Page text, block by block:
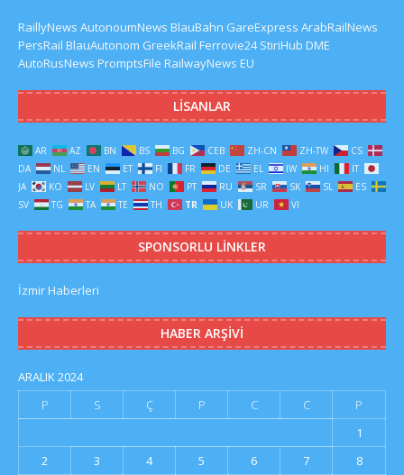
RaillyNews AutonoumNews BlauBahn GareExpress ArabRailNews
PersRail BlauAutonom GreekRail Ferrovie24 StiriHub DME
AutoRusNews PromptsFile RailwayNews EU
LISANLAR
AR AZ BN BS BG CEB ZH-CN ZH-TW
CS
DA
NL EN ET FI FR DE EL IW HI
IT
JA
KO LV LT NO PT RU SR SK SL
ES
SV
TG TA TE TH TR UK UR VI
SPONSORLU LINKLER
İzmir Haberleri
HABER ARŞIVI
ARALIK 2024
P
S Ç P C C
P
1
2
3 4 5 6 7 8